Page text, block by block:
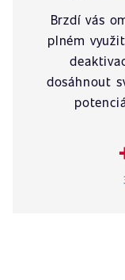
Brzdí vás
plném
dosáhnout